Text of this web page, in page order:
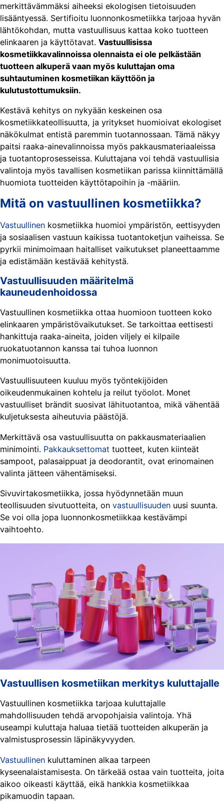
merkittävämmäksi aiheeksi ekologisen tietoisuuden
lisääntyessä. Sertifioitu luonnonkosmetiikka tarjoaa hyvän
lähtökohdan, mutta vastuullisuus kattaa koko tuotteen
elinkaaren ja käyttötavat. Vastuullisissa
kosmetiikkavalinnoissa olennaista ei ole pelkästään
tuotteen alkuperä vaan myös kuluttajan oma
suhtautuminen kosmetiikan käyttöön ja
kulutustottumuksiin.
Kestävä kehitys on nykyään keskeinen osa
kosmetiikkateollisuutta, ja yritykset huomioivat ekologiset
näkökulmat entistä paremmin tuotannossaan. Tämä näkyy
paitsi raaka-ainevalinnoissa myös pakkausmateriaaleissa
ja tuotantoprosesseissa. Kuluttajana voi tehdä vastuullisia
valintoja myös tavallisen kosmetiikan parissa kiinnittämällä
huomiota tuotteiden käyttötapoihin ja -määriin.
Mitä on vastuullinen kosmetiikka?
Vastuullinen kosmetiikka huomioi ympäristön, eettisyyden
ja sosiaalisen vastuun kaikissa tuotantoketjun vaiheissa. Se
pyrkii minimoimaan haitalliset vaikutukset planeettaamme
ja edistämään kestävää kehitystä.
Vastuullisuuden määritelmä
kauneudenhoidossa
Vastuullinen kosmetiikka ottaa huomioon tuotteen koko
elinkaaren ympäristövaikutukset. Se tarkoittaa eettisesti
hankittuja raaka-aineita, joiden viljely ei kilpaile
ruokatuotannon kanssa tai tuhoa luonnon
monimuotoisuutta.
Vastuullisuuteen kuuluu myös työntekijöiden
oikeudenmukainen kohtelu ja reilut työolot. Monet
vastuulliset brändit suosivat lähituotantoa, mikä vähentää
kuljetuksesta aiheutuvia päästöjä.
Merkittävä osa vastuullisuutta on pakkausmateriaalien
minimointi. Pakkauksettomat tuotteet, kuten kiinteät
sampoot, palasaippuat ja deodorantit, ovat erinomainen
valinta jätteen vähentämiseksi.
Sivuvirtakosmetiikka, jossa hyödynnetään muun
teollisuuden sivutuotteita, on vastuullisuuden uusi suunta.
Se voi olla jopa luonnonkosmetiikkaa kestävämpi
vaihtoehto.
Vastuullisen kosmetiikan merkitys kuluttajalle
Vastuullinen kosmetiikka tarjoaa kuluttajalle
mahdollisuuden tehdä arvopohjaisia valintoja. Yhä
useampi kuluttaja haluaa tietää tuotteiden alkuperän ja
valmistusprosessin läpinäkyvyyden.
Vastuullinen kuluttaminen alkaa tarpeen
kyseenalaistamisesta. On tärkeää ostaa vain tuotteita, joita
aikoo oikeasti käyttää, eikä hankkia kosmetiikkaa
pikamuodin tapaan.